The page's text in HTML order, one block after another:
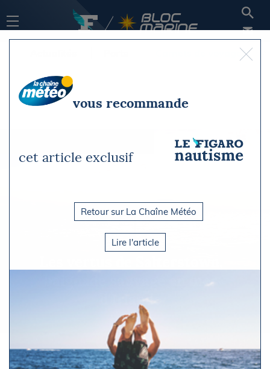
Carnets de voyage
baignade sauvage en mer
d'Irlande
Par Le Figaro Nautisme
vous recommande
cet article exclusif
Retour sur La Chaîne Météo
Lire l'article